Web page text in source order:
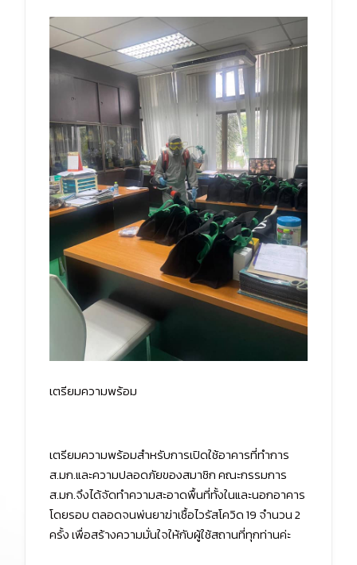
เตรียมความพร้อม
เตรียมความพร้อมสำหรับการเปิดใช้อาคารที่ทำการ
ส.มก.และความปลอดภัยของสมาชิก คณะกรรมการ
ส.มก.จึงได้จัดทำความสะอาดพื้นที่ทั้งในและนอกอาคาร
โดยรอบ ตลอดจนพ่นยาฆ่าเชื้อไวรัสโควิด 19 จำนวน 2
ครั้ง เพื่อสร้างความมั่นใจให้กับผู้ใช้สถานที่ทุกท่านค่ะ